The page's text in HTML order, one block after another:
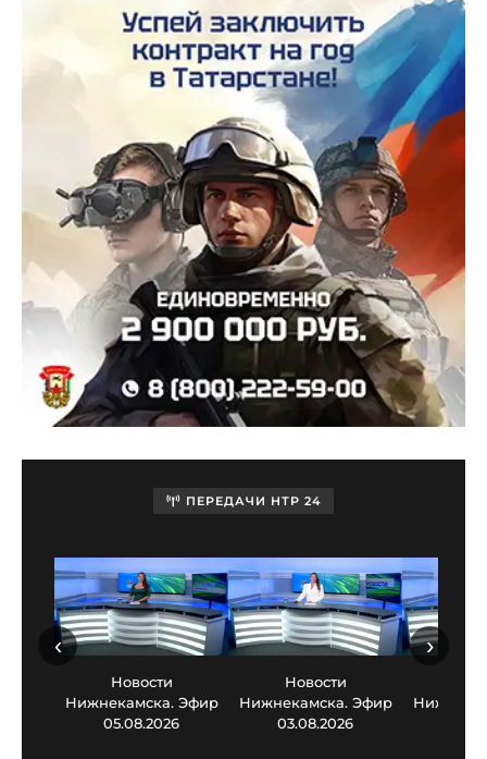
ПЕРЕДАЧИ НТР 24
Новости
Нижнекамска. Эфир
05.08.2026
Новости
Нижнекамска. Эфир
03.08.2026
‹ ›